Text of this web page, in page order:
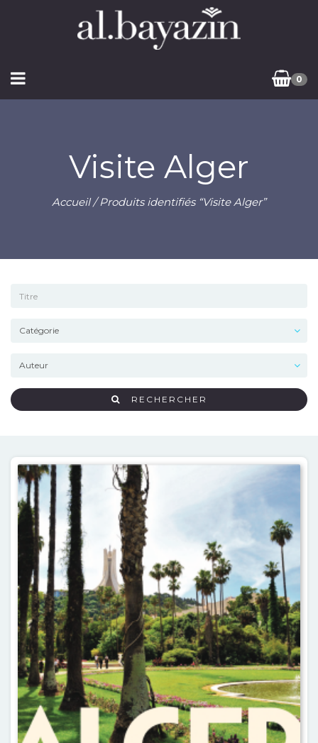
0
Visite Alger
Accueil/ Produits identifiés “Visite Alger”
RECHERCHER